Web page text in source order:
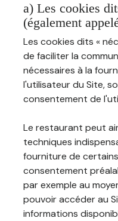
a) Les cookies
(également
Les cookies dits «
de faciliter la
nécessaires à la
l'utilisateur du Site,
consentement de
Le restaurant peut
techniques
fourniture de
consentement
par exemple au
pouvoir accéder au
informations